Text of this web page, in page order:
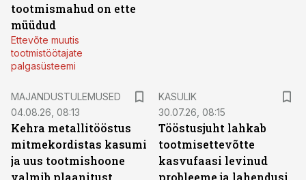
tootmismahud on ette
müüdud
Ettevõte muutis
tootmistöötajate
palgasüsteemi
MAJANDUSTULEMUSED
04.08.26, 08:13
Kehra metallitööstus
mitmekordistas kasumi
ja uus tootmishoone
valmib plaanitust
KASULIK
30.07.26, 08:15
Tööstusjuht lahkab
tootmisettevõtte
kasvufaasi levinud
probleeme ja lahendusi.